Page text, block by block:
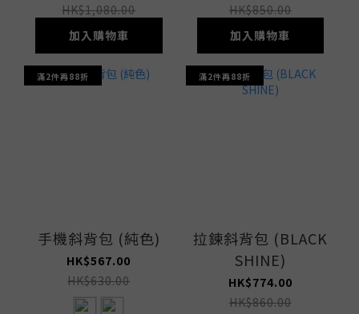
HK$1,080.00
加入購物車
HK$850.00
加入購物車
滿2件再88折
手機斜背包 (純色)
HK$567.00
HK$630.00
滿2件再88折
拉鍊斜背包 (BLACK
SHINE)
HK$774.00
HK$860.00